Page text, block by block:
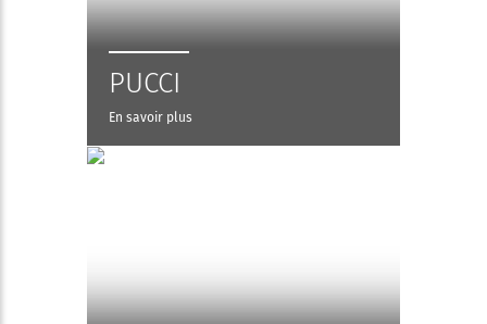
PUCCI
En savoir plus